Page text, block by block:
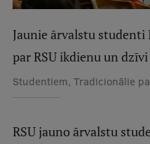
Aula
Jaunie ārvalstu studenti
par RSU ikdienu un dzīvi
Studentiem, Tradicionālie
RSU jauno ārvalstu